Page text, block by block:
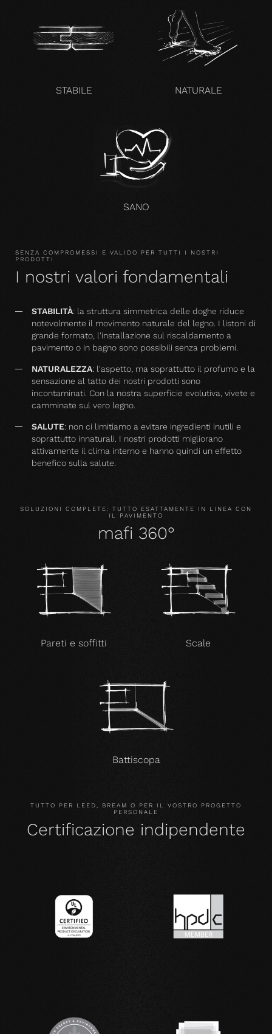
STABILE NATURALE
SANO
SENZA COMPROMESSI E VALIDO PER TUTTI I NOSTRI
PRODOTTI
I nostri valori fondamentali
STABILITÀ: la struttura simmetrica delle doghe riduce
notevolmente il movimento naturale del legno. I listoni di
grande formato, l'installazione sul riscaldamento a
pavimento o in bagno sono possibili senza problemi.
NATURALEZZA: l'aspetto, ma soprattutto il profumo e la
sensazione al tatto dei nostri prodotti sono
incontaminati. Con la nostra superficie evolutiva, vivete e
camminate sul vero legno.
SALUTE: non ci limitiamo a evitare ingredienti inutili e
soprattutto innaturali. I nostri prodotti migliorano
attivamente il clima interno e hanno quindi un effetto
benefico sulla salute.
SOLUZIONI COMPLETE: TUTTO ESATTAMENTE IN LINEA CON
IL PAVIMENTO
mafi 360°
Pareti e soffitti Scale
Battiscopa
TUTTO PER LEED, BREAM O PER IL VOSTRO PROGETTO
PERSONALE
Certificazione indipendente